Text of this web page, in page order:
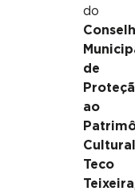
do
de
ao
Teco
Teixeira